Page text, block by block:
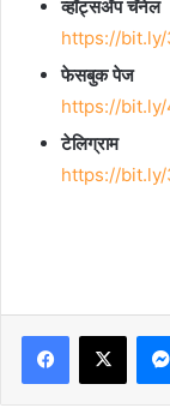
व्हॉट्सॲप चॅनेल
https://bit.ly/
फेसबुक पेज
https://bit.ly/
टेलिग्राम
https://bit.ly/
Facebook
X